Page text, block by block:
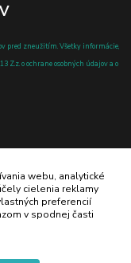
pred zneužitím. Všetky informácie,
Z.z. o ochrane osobných údajov a o
webu, analytické
cielenia reklamy
preferencií
v spodnej časti